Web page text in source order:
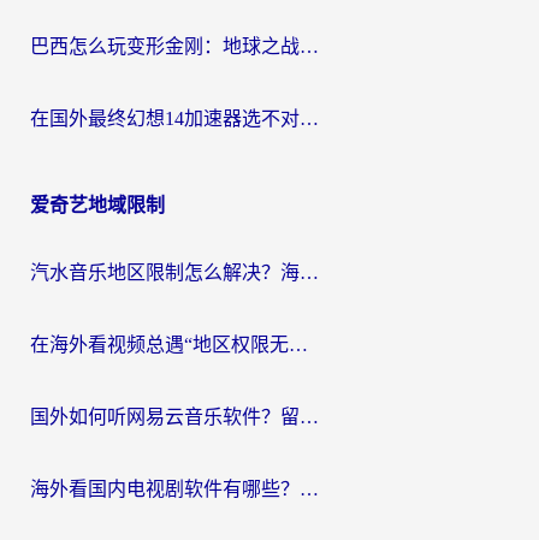
巴西怎么玩变形金刚：地球之战？海外玩家国服游戏加速终极指南（附新诛仙延迟密室逃脱18解决办法）
在国外最终幻想14加速器选不对？海外玩家的国服游戏加速避坑指南
爱奇艺地域限制
汽水音乐地区限制怎么解决？海外听国内音乐的实用指南来了
在海外看视频总遇“地区权限无法观看”？这篇攻略帮你轻松解锁国内影视动漫
国外如何听网易云音乐软件？留学生亲测有效的回国加速方案
海外看国内电视剧软件有哪些？海外党专属追剧指南来了